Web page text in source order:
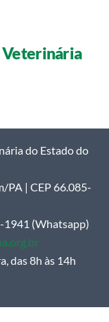
Veterinária
do Estado do
PA | CEP 66.085-
1941 (Whatsapp)
das 8h às 14h